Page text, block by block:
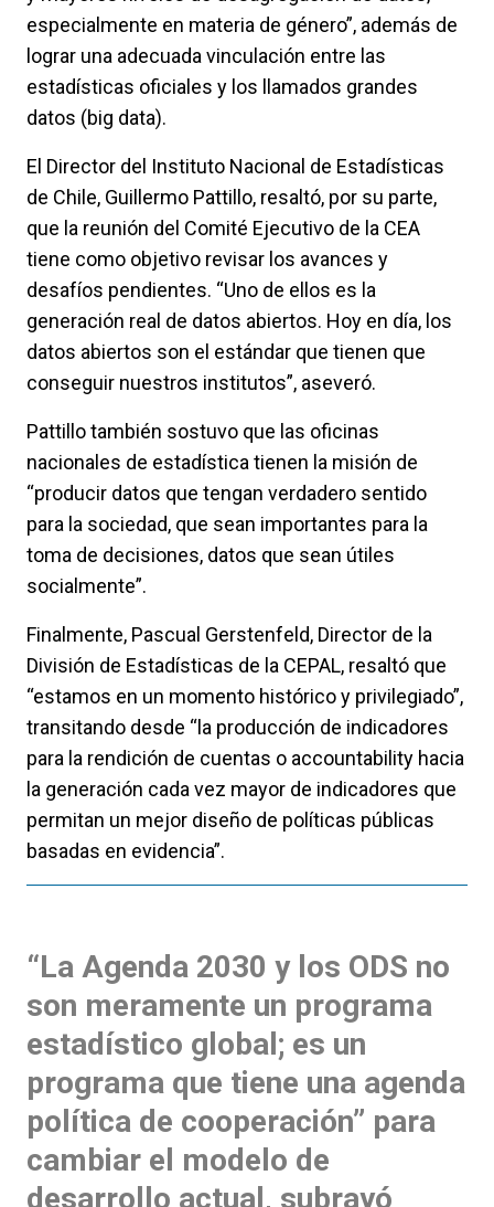
especialmente en materia de género”, además de
lograr una adecuada vinculación entre las
estadísticas oficiales y los llamados grandes
datos (big data).
El Director del Instituto Nacional de Estadísticas
de Chile, Guillermo Pattillo, resaltó, por su parte,
que la reunión del Comité Ejecutivo de la CEA
tiene como objetivo revisar los avances y
desafíos pendientes. “Uno de ellos es la
generación real de datos abiertos. Hoy en día, los
datos abiertos son el estándar que tienen que
conseguir nuestros institutos”, aseveró.
Pattillo también sostuvo que las oficinas
nacionales de estadística tienen la misión de
“producir datos que tengan verdadero sentido
para la sociedad, que sean importantes para la
toma de decisiones, datos que sean útiles
socialmente”.
Finalmente, Pascual Gerstenfeld, Director de la
División de Estadísticas de la CEPAL, resaltó que
“estamos en un momento histórico y privilegiado”,
transitando desde “la producción de indicadores
para la rendición de cuentas o accountability hacia
la generación cada vez mayor de indicadores que
permitan un mejor diseño de políticas públicas
basadas en evidencia”.
“La Agenda 2030 y los ODS no
son meramente un programa
estadístico global; es un
programa que tiene una agenda
política de cooperación” para
cambiar el modelo de
desarrollo actual, subrayó